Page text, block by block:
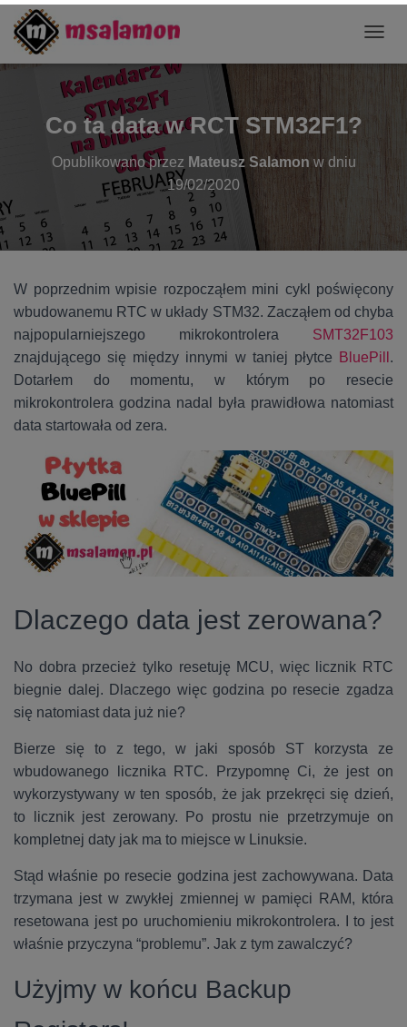
R
G
C
J
Ę
Co ta data w RCT STM32F1?
Opublikowano przez Mateusz Salamon w dniu
19/02/2020
W poprzednim wpisie rozpocząłem mini cykl poświęcony
wbudowanemu RTC w układy STM32. Zacząłem od chyba
najpopularniejszego mikrokontrolera SMT32F103
znajdującego się między innymi w taniej płytce
BluePill .
Dotarłem do momentu, w którym po resecie
mikrokontrolera godzina nadal była prawidłowa natomiast
data startowała od zera.
Dlaczego data jest zerowana?
No dobra przecież tylko resetuję MCU, więc licznik RTC
biegnie dalej. Dlaczego więc godzina po resecie zgadza
się natomiast data już nie?
Bierze się to z tego, w jaki sposób ST korzysta ze
wbudowanego licznika RTC. Przypomnę Ci, że jest on
wykorzystywany w ten sposób, że jak przekręci się dzień,
to licznik jest zerowany. Po prostu nie przetrzymuje on
kompletnej daty jak ma to miejsce w Linuksie.
Stąd właśnie po resecie godzina jest zachowywana. Data
trzymana jest w zwykłej zmiennej w pamięci RAM, która
resetowana jest po uruchomieniu mikrokontrolera. I to jest
właśnie przyczyna “problemu”. Jak z tym zawalczyć?
Użyjmy w końcu Backup